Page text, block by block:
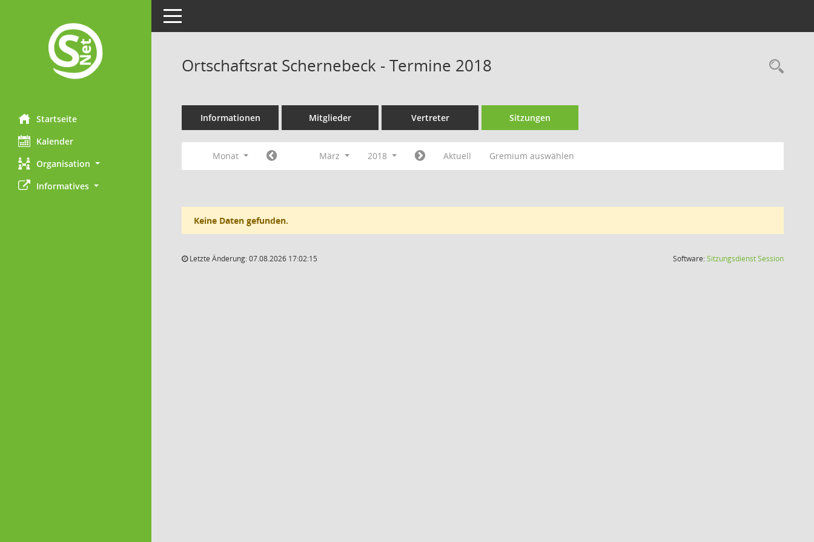
Startseite
Kalender
Organisation
Informatives
Toggle navigation
Ortschaftsrat Schernebeck - Termine 2018
Informationen Mitglieder Vertreter Sitzungen
Monat März 2018 Aktuell Gremium auswählen
Keine Daten gefunden.
Letzte Änderung: 07.08.2026 17:02:15 Software:SitzungsdienstSession(Wird in